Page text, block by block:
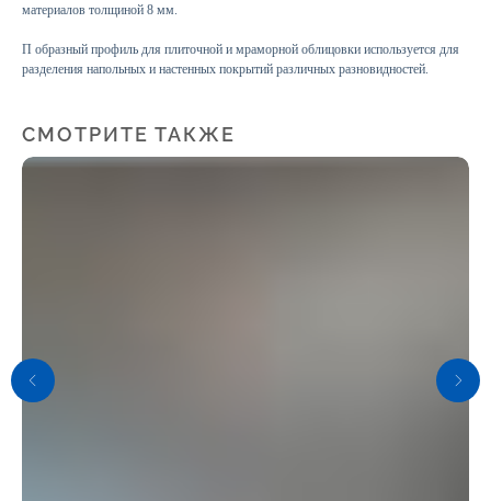
материалов толщиной 8 мм.
П образный профиль для плиточной и мраморной облицовки используется для
разделения напольных и настенных покрытий различных разновидностей.
СМОТРИТЕ ТАКЖЕ